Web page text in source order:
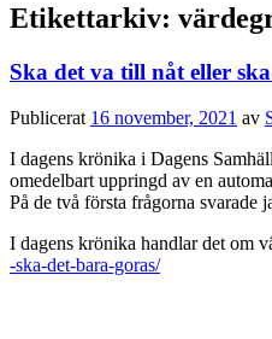
Etikettarkiv:
Ska det va till nåt eller
Publicerat 16 november, 2021 av
I dagens krönika i Dagens
omedelbart uppringd av en
På de två första frågorna svarade
I dagens krönika handlar det om
-ska-det-bara-goras/